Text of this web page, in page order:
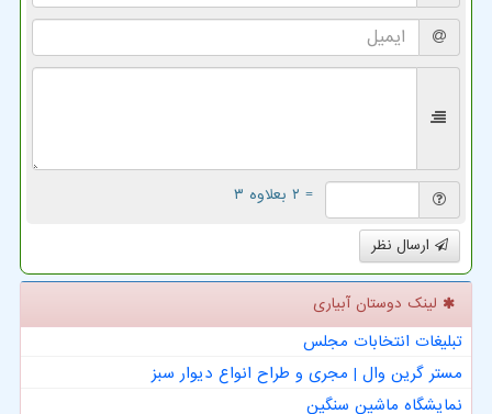
= ۲ بعلاوه ۳
ارسال نظر
لینک دوستان آبیاری
تبلیغات انتخابات مجلس
مستر گرین وال | مجری و طراح انواع دیوار سبز
نمایشگاه ماشین سنگین